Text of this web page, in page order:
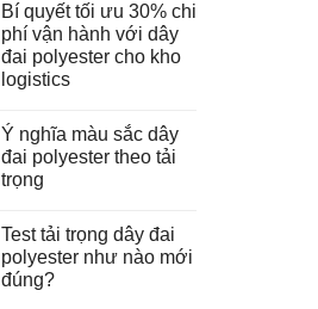
bình
luận
ở
Hướng
dẫn
kỹ
quy
trình
kiểm
tra
dây
đai
polyester
trong
bốc
Bí quyết tối ưu 30% chi
phí vận hành với dây
đai polyester cho kho
logistics
bình
luận
ở
Bí
ưu
30%
chi
phí
vận
Ý nghĩa màu sắc dây
đai polyester theo tải
trọng
bình
luận
ở
Ý
Test tải trọng dây đai
polyester như nào mới
đúng?